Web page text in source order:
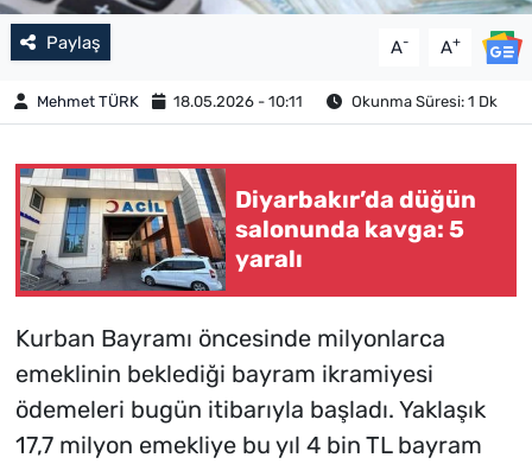
Paylaş A- A+
Mehmet TÜRK 18.05.2026 - 10:11 Okunma Süresi: 1 Dk
Diyarbakır’da düğün
salonunda kavga: 5
yaralı
Kurban Bayramı öncesinde milyonlarca
emeklinin beklediği bayram ikramiyesi
ödemeleri bugün itibarıyla başladı. Yaklaşık
17,7 milyon emekliye bu yıl 4 bin TL bayram